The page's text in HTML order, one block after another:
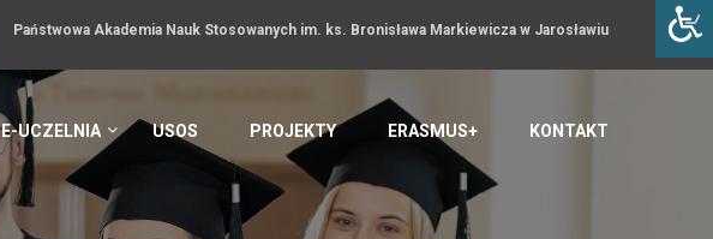
Państwowa Akademia Nauk Stosowanych im. ks. Bronisława Markiewicza w Jarosławiu
E-UCZELNIA USOS PROJEKTY ERASMUS+ KONTAKT